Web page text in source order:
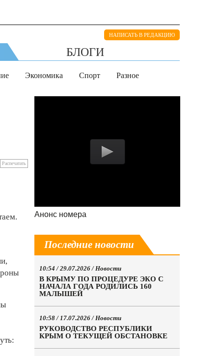
НАПИСАТЬ В РЕДАКЦИЮ
БЛОГИ
Экономика Спорт Разное
Распечатать
Анонс номера
Последние новости
10:54 / 29.07.2026 /Новости
В КРЫМУ ПО ПРОЦЕДУРЕ ЭКО С
НАЧАЛА ГОДА РОДИЛИСЬ 160
МАЛЫШЕЙ
10:58 / 17.07.2026 /Новости
РУКОВОДСТВО РЕСПУБЛИКИ
КРЫМ О ТЕКУЩЕЙ ОБСТАНОВКЕ